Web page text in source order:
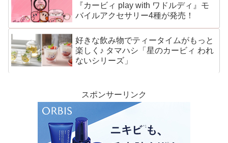
『カービィ play with ワドルディ』モ
バイルアクセサリー4種が発売！
好きな飲み物でティータイムがもっと
楽しく♪ タマハシ「星のカービィ われ
ないシリーズ」
スポンサーリンク